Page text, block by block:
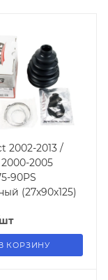
2002-2013 /
2005
90PS
(27x90x125)
КОРЗИНУ